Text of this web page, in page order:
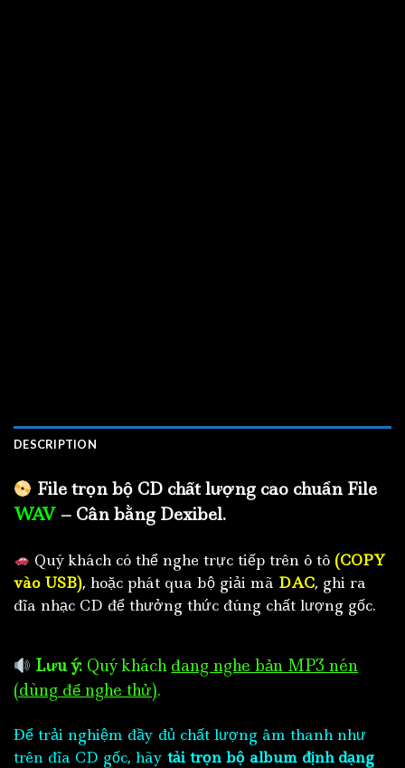
DESCRIPTION
File trọn bộ CD chất lượng cao chuẩn File
WAV – Cân bằng Dexibel.
Quý khách có thể nghe trực tiếp trên ô tô (COPY
vào USB), hoặc phát qua bộ giải mã DAC, ghi ra
đĩa nhạc CD để thưởng thức đúng chất lượng gốc.
Lưu ý: Quý khách đang nghe bản MP3 nén
(dùng để nghe thử).
Để trải nghiệm đầy đủ chất lượng âm thanh như
trên đĩa CD gốc, hãy tải trọn bộ album định dạng